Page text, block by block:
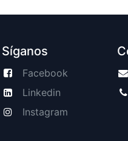
Síganos
Facebook
Linkedin
Instagram